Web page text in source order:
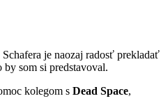
je naozaj radosť prekladať
som si predstavoval.
kolegom s Dead Space,